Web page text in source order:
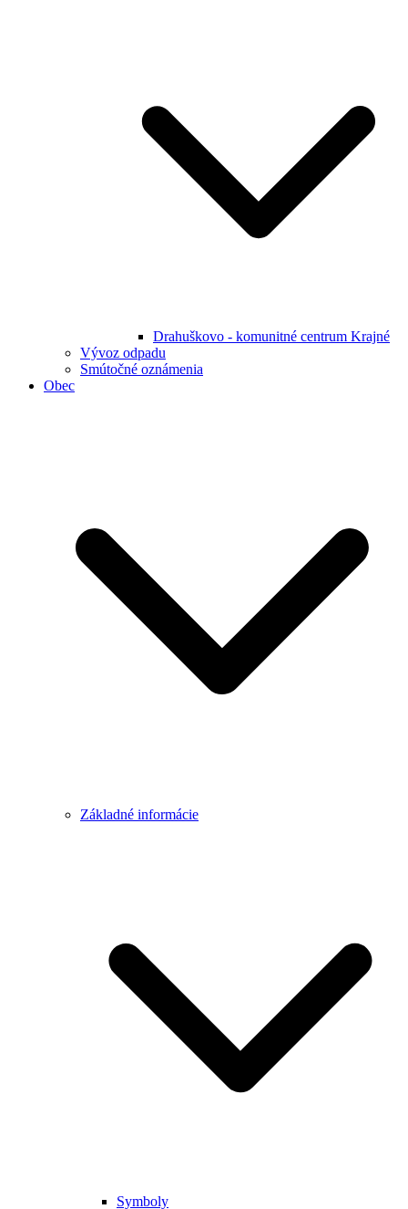
Drahuškovo - komunitné centrum Krajné
Vývoz odpadu
Smútočné oznámenia
Obec
Základné informácie
Symboly